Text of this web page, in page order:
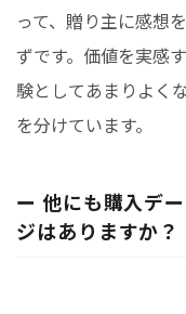
って、贈り主に感想
ずです。価値を実感
験としてあまりよく
を分けています。
ー 他にも購入デ
ジはありますか？